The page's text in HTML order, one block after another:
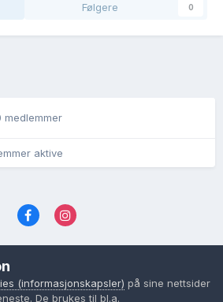
Følgere 0
medlemmer
aktive
(informasjonskapsler)
by Invision Community
(informasjonskapsler) på sine nettsider
De brukes til bl.a.